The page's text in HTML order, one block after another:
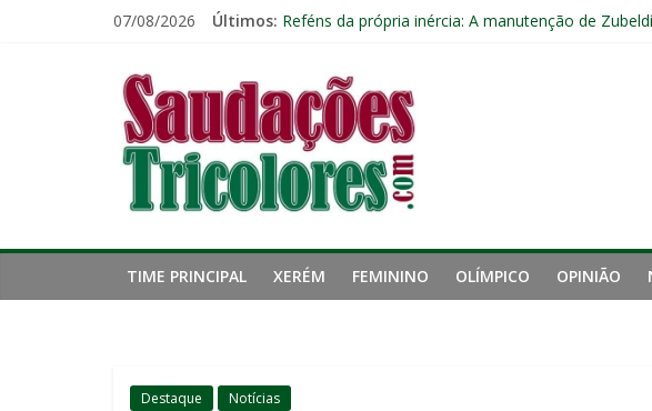
07/08/2026 Últimos: Eliminação para o Vasco amplia jejum do
Reféns da própria inércia: A manutenção de
Lesão de John Kennedy aumenta problemas do
Freguesia: Vasco é o time que mais derrotou o
Saudações
Tricolores
TIME PRINCIPAL XERÉM FEMININO OLÍMPICO OPINIÃO
Destaque Notícias